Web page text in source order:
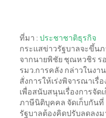
ที่มา : ประชาชาติธุรกิจ
กระแสข่าวรัฐบาลจะขึ้น
จากนายพิชัย ชุณหวชิร ร
รมว.การคลัง กล่าวในง
สั่งการให้เร่งพิจารณาเรื่
เพื่อสนับสนุนเรื่องการจัด
ภาษีนิติบุคคล จัดเก็บกันที่
รัฐบาลต้องคิดปรับลดลง